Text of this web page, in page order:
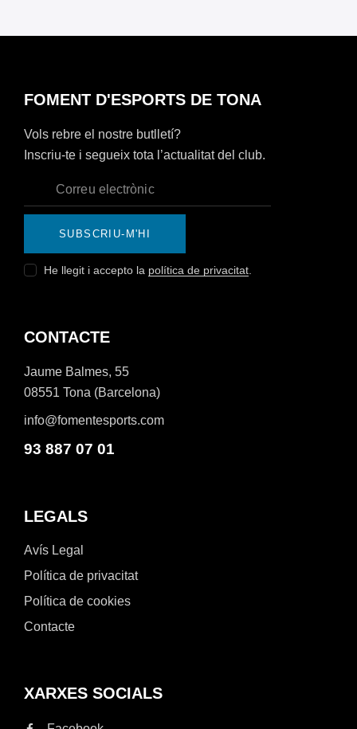
FOMENT D'ESPORTS DE TONA
Vols rebre el nostre butlletí?
Inscriu-te i segueix tota l’actualitat del club.
SUBSCRIU-M'HI
He llegit i accepto la política de privacitat
CONTACTE
Jaume Balmes, 55
08551 Tona (Barcelona)
info@fomentesports.com
93 887 07 01
LEGALS
Avís Legal
Política de privacitat
Política de cookies
Contacte
XARXES SOCIALS